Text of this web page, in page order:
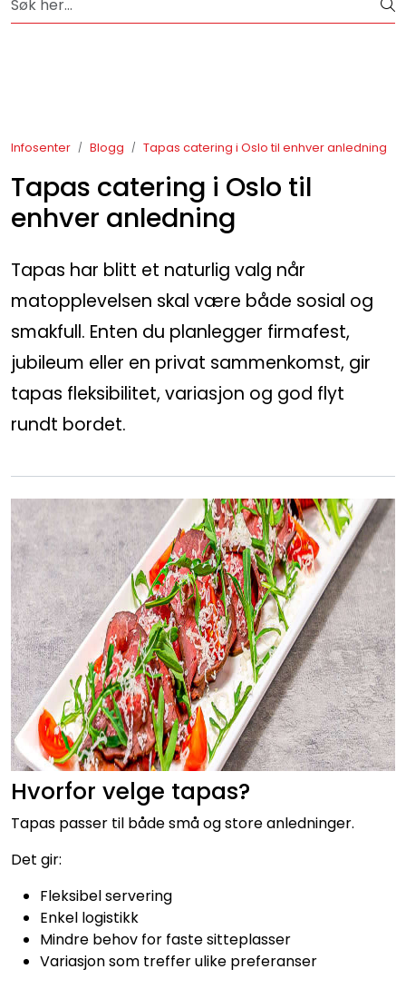
Skip to main content
Over 65 års erfaring med catering i Oslo og omegn
Infosenter Blogg Tapas catering i Oslo til enhver anledning
Tapas catering i Oslo til
enhver anledning
Tapas har blitt et naturlig valg når
matopplevelsen skal være både sosial og
smakfull. Enten du planlegger firmafest,
jubileum eller en privat sammenkomst, gir
tapas fleksibilitet, variasjon og god flyt
rundt bordet.
Hvorfor velge tapas?
Tapas passer til både små og store anledninger.
Det gir:
Fleksibel servering
Enkel logistikk
Mindre behov for faste sitteplasser
Variasjon som treffer ulike preferanser
Minnestund
Påsmurt
Tapas
Konditori
Sjokoladekompaniet
Gryteretter
Overtidsmat
Koldtbord
Lunsjtallerkener
Salater og frukt
Selskapsmeny
Drikkevarer
Ferdigretter
Julemat
Firmalunsj
Grillmat